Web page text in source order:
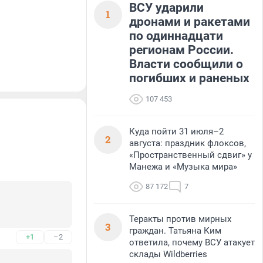
+1 –2
1
ВСУ ударили
дронами и ракетами
по одиннадцати
регионам России.
Власти сообщили о
погибших и раненых
107 453
2
Куда пойти 31 июля–2
августа: праздник флоксов,
«Пространственный сдвиг» у
Манежа и «Музыка мира»
87 172 7
3
Теракты против мирных
граждан. Татьяна Ким
ответила, почему ВСУ атакует
склады Wildberries